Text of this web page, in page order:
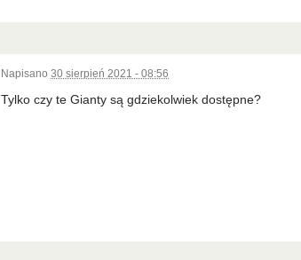
Napisano 30 sierpień 2021 - 08:56
Tylko czy te Gianty są gdziekolwiek dostępne?